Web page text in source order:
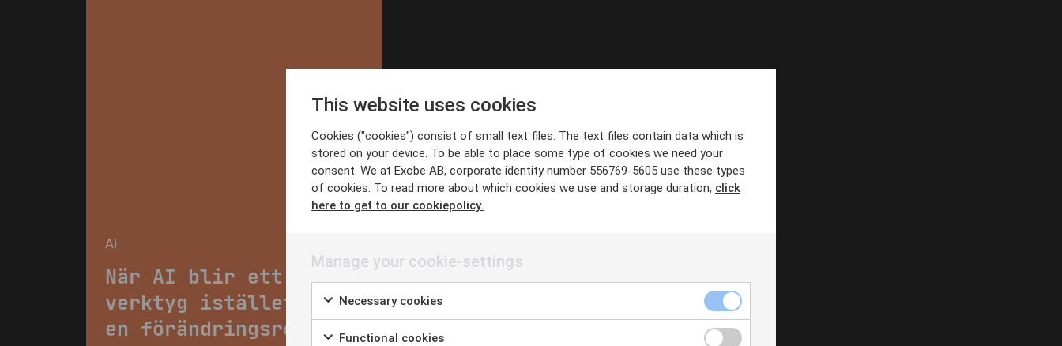
När AI blir ett
verktyg istället för
en förändringsresa
AI
This website uses cookies
Cookies ("cookies") consist of small text files. The text files contain data which is
stored on your device. To be able to place some type of cookies we need your
consent. We at Exobe AB, corporate identity number 556769-5605 use these types
of cookies. To read more about which cookies we use and storage duration, click
here to get to our cookiepolicy.
Manage your cookie-settings
Necessary cookies
Functional cookies